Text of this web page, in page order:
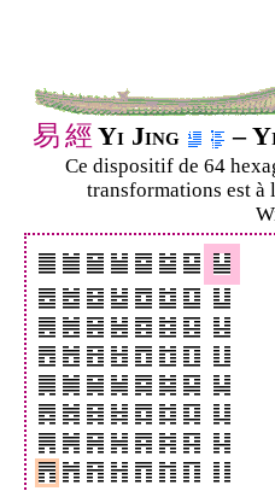
易經 Yi Jing –
Ce dispositif de 64
transformations est à